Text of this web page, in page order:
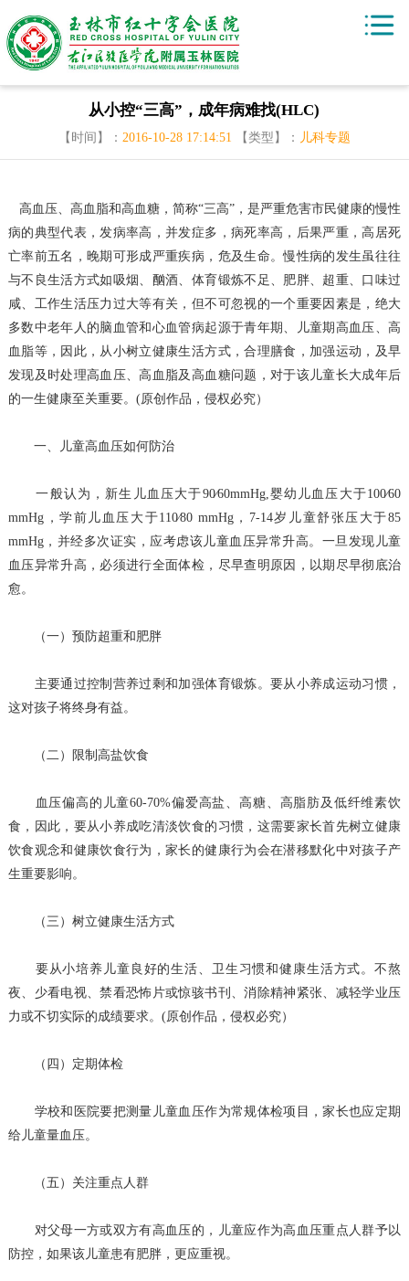
从小控“三高”，成年病难找(HLC)
【时间】： 2016-10-28 17:14:51 【类型】： 儿科专题
高血压、高血脂和高血糖，简称“三高”，是严重危害市民健康的慢性
病的典型代表，发病率高，并发症多，病死率高，后果严重，高居死
亡率前五名，晚期可形成严重疾病，危及生命。慢性病的发生虽往往
与不良生活方式如吸烟、酗酒、体育锻炼不足、肥胖、超重、口味过
咸、工作生活压力过大等有关，但不可忽视的一个重要因素是，绝大
多数中老年人的脑血管和心血管病起源于青年期、儿童期高血压、高
血脂等，因此，从小树立健康生活方式，合理膳食，加强运动，及早
发现及时处理高血压、高血脂及高血糖问题，对于该儿童长大成年后
的一生健康至关重要。(原创作品，侵权必究）
一、儿童高血压如何防治
一般认为，新生儿血压大于90∕60mmHg,婴幼儿血压大于100∕60
mmHg，学前儿血压大于110∕80 mmHg，7-14岁儿童舒张压大于85
mmHg，并经多次证实，应考虑该儿童血压异常升高。一旦发现儿童
血压异常升高，必须进行全面体检，尽早查明原因，以期尽早彻底治
愈。
（一）预防超重和肥胖
主要通过控制营养过剩和加强体育锻炼。要从小养成运动习惯，
这对孩子将终身有益。
（二）限制高盐饮食
血压偏高的儿童60-70%偏爱高盐、高糖、高脂肪及低纤维素饮
食，因此，要从小养成吃清淡饮食的习惯，这需要家长首先树立健康
饮食观念和健康饮食行为，家长的健康行为会在潜移默化中对孩子产
生重要影响。
（三）树立健康生活方式
要从小培养儿童良好的生活、卫生习惯和健康生活方式。不熬
夜、少看电视、禁看恐怖片或惊骇书刊、消除精神紧张、减轻学业压
力或不切实际的成绩要求。(原创作品，侵权必究）
（四）定期体检
学校和医院要把测量儿童血压作为常规体检项目，家长也应定期
给儿童量血压。
（五）关注重点人群
对父母一方或双方有高血压的，儿童应作为高血压重点人群予以
防控，如果该儿童患有肥胖，更应重视。